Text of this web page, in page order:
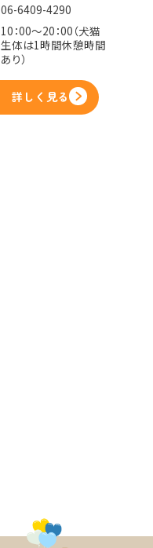
06-6409-4290
10：00～20：00（犬猫
生体は1時間休憩時間
あり）
詳しく見る